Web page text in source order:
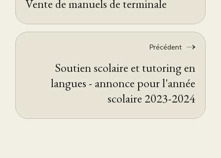
Vente de manuels de terminale
Précédent
Soutien scolaire et tutoring en
langues - annonce pour l'année
scolaire 2023-2024